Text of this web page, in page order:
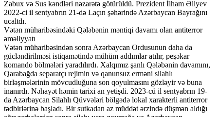
Zabux və Sus kəndləri nəzarətə götürüldü. Prezident İlham Əliyev
2022-ci il sentyabrın 21-də Laçın şəhərində Azərbaycan Bayrağını
ucaltdı.
Vətən müharibəsindəki Qələbənin məntiqi davamı olan antiterror
əməliyyatı
Vətən müharibəsindən sonra Azərbaycan Ordusunun daha da
gücləndirilməsi istiqamətində mühüm addımlar atılır, peşəkar
komando bölmələri yaradılırdı. Xalqımız şanlı Qələbənin davamını,
Qarabağda separatçı rejimin və qanunsuz erməni silahlı
birləşmələrinin mövcudluğuna son qoyulmasını gözləyir və buna
inanırdı. Nəhayət həmin tarixi an yetişdi. 2023-cü il sentyabrın 19-
da Azərbaycan Silahlı Qüvvələri bölgədə lokal xarakterli antiterror
tədbirlərinə başladı. Bir sutkadan az müddət ərzində düşmən aldığı